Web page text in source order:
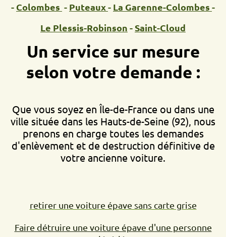
- Colombes - Puteaux- La Garenne-Colombes -
Le Plessis-Robinson -Saint-Cloud
Un service sur mesure
selon votre demande :
Que vous soyez en Île-de-France ou dans une
ville située dans les Hauts-de-Seine (92), nous
prenons en charge toutes les demandes
d'enlèvement et de destruction définitive de
votre ancienne voiture.
retirer une voiture épave sans carte grise
Faire détruire une voiture épave d'une personne